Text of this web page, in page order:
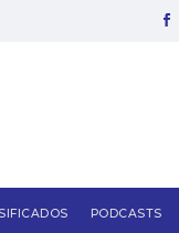
PODCASTS